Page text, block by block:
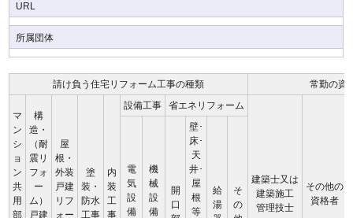
URL
所属団体
請け負う住宅リフォーム工事の種類 常勤の資
マ
ン
シ
ョ
ン
共
用
部
構
造・
（耐
震リ
フォ
ー
ム）
戸建
屋
根・
外装
戸建
リフ
ォー
塗
装・
防水
工事
内
装
工
事
設備工事 省エネリフォーム
建築士又は
建築施工
管理技士
その他の
資格者
電
気
設
備
機
械
設
備
開
口
壁･
床･
天
井･
屋
根
等
給
湯
そ
の